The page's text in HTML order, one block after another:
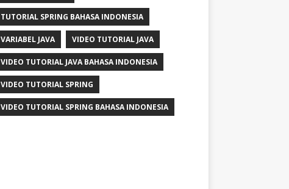
TUTORIAL SPRING BAHASA INDONESIA
VARIABEL JAVA VIDEO TUTORIAL JAVA
VIDEO TUTORIAL JAVA BAHASA INDONESIA
VIDEO TUTORIAL SPRING
VIDEO TUTORIAL SPRING BAHASA INDONESIA